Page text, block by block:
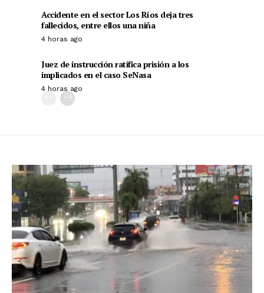
Accidente en el sector Los Ríos deja tres
fallecidos, entre ellos una niña
4 horas ago
Juez de instrucción ratifica prisión a los
implicados en el caso SeNasa
4 horas ago